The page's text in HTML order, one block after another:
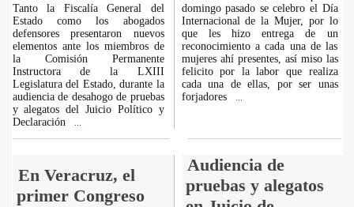
Tanto la Fiscalía General del
Estado como los abogados
defensores presentaron nuevos
elementos ante los miembros de
la Comisión Permanente
Instructora de la LXIII
Legislatura del Estado, durante la
audiencia de desahogo de pruebas
y alegatos del Juicio Político y
Declaración
domingo pasado se celebro el Día
Internacional de la Mujer, por lo
que les hizo entrega de un
reconocimiento a cada una de las
mujeres ahí presentes, así miso las
felicito por la labor que realiza
cada una de ellas, por ser unas
forjadores
En Veracruz, el
primer Congreso
Audiencia de
pruebas y alegatos